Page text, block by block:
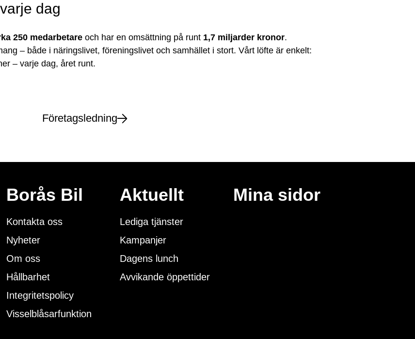
dag
250 medarbetareoch har en omsättning på runt 1,7 miljarder kronor.
– både i näringslivet, föreningslivet och samhället i stort. Vårt löfte är enkelt:
– varje dag, året runt.
Företagsledning
Sponsring Hållbarhet
Borås Bil
Kontakta oss
Nyheter
Om oss
Hållbarhet
Integritetspolicy
Visselblåsarfunktion
Aktuellt
Lediga tjänster
Kampanjer
Dagens lunch
Avvikande öppettider
Mina sidor